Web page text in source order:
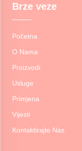
Brze veze
Početna
O Nama
Proizvodi
Usluge
Primjena
Vijesti
Kontaktirajte Nas